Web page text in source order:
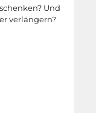
Und
verlängern?